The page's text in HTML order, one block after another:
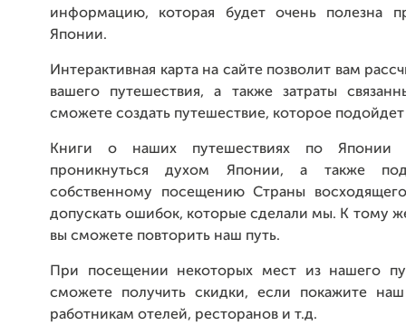
информацию, которая будет очень полезна
Японии.
Интерактивная карта на сайте позволит вам
вашего путешествия, а также затраты
сможете создать путешествие, которое
Книги о наших путешествиях по Японии
проникнуться духом Японии, а также
собственному посещению Страны
допускать ошибок, которые сделали мы. К тому
вы сможете повторить наш путь.
При посещении некоторых мест из нашего
сможете получить скидки, если покажите наш
работникам отелей, ресторанов и т.д.